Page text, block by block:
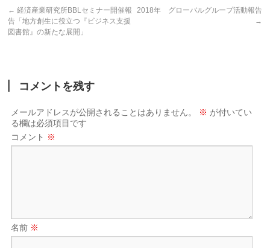
← 経済産業研究所BBLセミナー開催報
告「地方創生に役立つ『ビジネス支援
図書館』の新たな展開」
2018年 グローバルグループ活動報告
→
コメントを残す
メールアドレスが公開されることはありません。 ※ が付いてい
る欄は必須項目です
コメント ※
名前 ※